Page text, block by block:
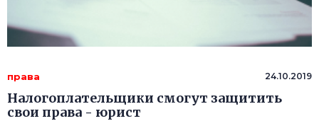
права 24.10.2019
Налогоплательщики смогут защитить
свои права - юрист